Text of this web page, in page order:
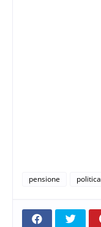
pensione politica